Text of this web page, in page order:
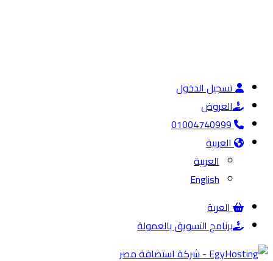
تسجيل الدخول
العروض
01004740999
العربية
العربية
English
العربة
برنامج التسويق بالعمولة